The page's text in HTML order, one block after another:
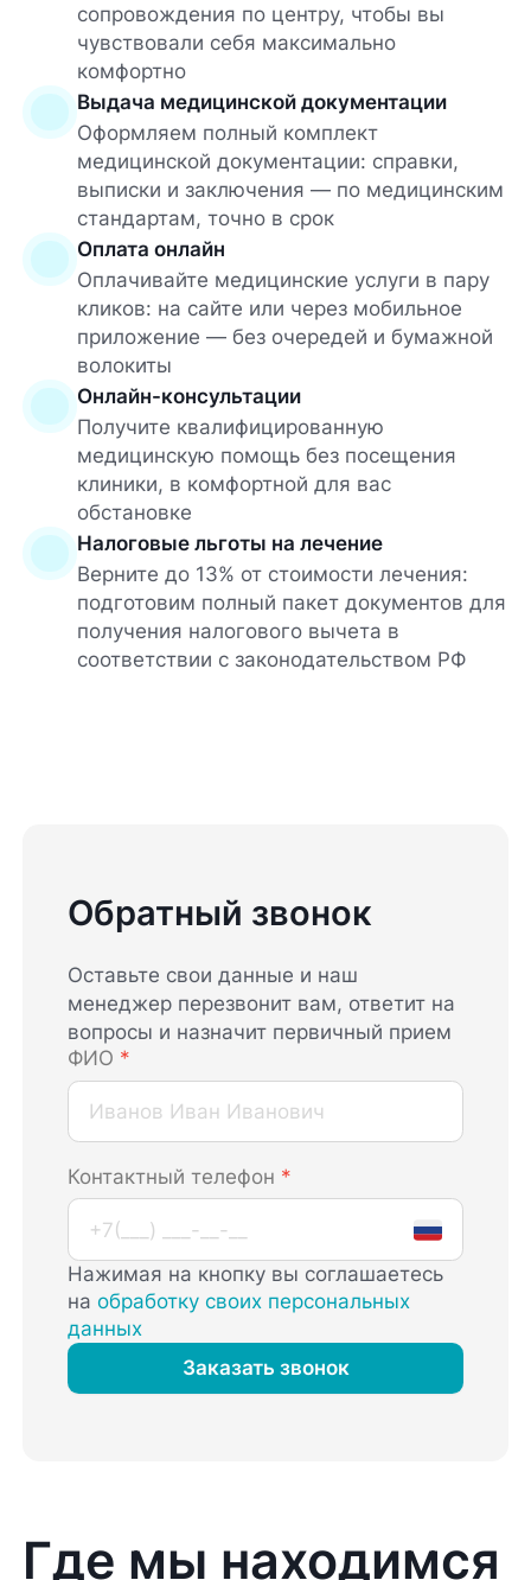
сопровождения по центру, чтобы вы
чувствовали себя максимально
комфортно
Выдача медицинской документации
Оформляем полный комплект
медицинской документации: справки,
выписки и заключения — по медицинским
стандартам, точно в срок
Оплата онлайн
Оплачивайте медицинские услуги в пару
кликов: на сайте или через мобильное
приложение — без очередей и бумажной
волокиты
Онлайн-консультации
Получите квалифицированную
медицинскую помощь без посещения
клиники, в комфортной для вас
обстановке
Налоговые льготы на лечение
Верните до 13% от стоимости лечения:
подготовим полный пакет документов для
получения налогового вычета в
соответствии с законодательством РФ
Обратный звонок
Оставьте свои данные и наш
менеджер перезвонит вам, ответит на
вопросы и назначит первичный прием
ФИО *
Контактный телефон *
Нажимая на кнопку вы соглашаетесь
наобработку своих персональных
данных
Заказать звонок
Где мы находимся